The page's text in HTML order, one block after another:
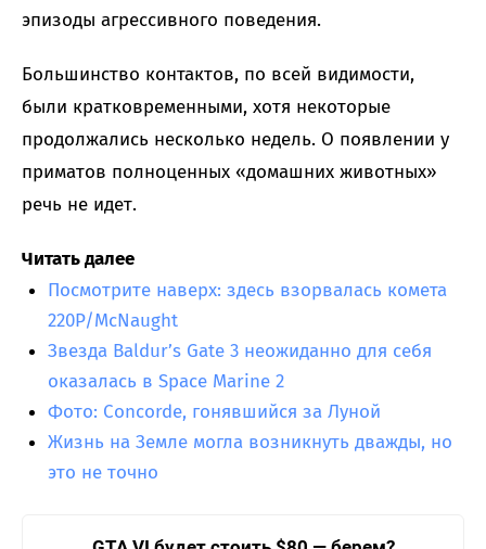
эпизоды агрессивного поведения.
Большинство контактов, по всей видимости,
были кратковременными, хотя некоторые
продолжались несколько недель. О появлении у
приматов полноценных «домашних животных»
речь не идет.
Читать далее
Посмотрите наверх: здесь взорвалась комета
220P/McNaught
Звезда Baldur’s Gate 3 неожиданно для себя
оказалась в Space Marine 2
Фото: Concorde, гонявшийся за Луной
Жизнь на Земле могла возникнуть дважды, но
это не точно